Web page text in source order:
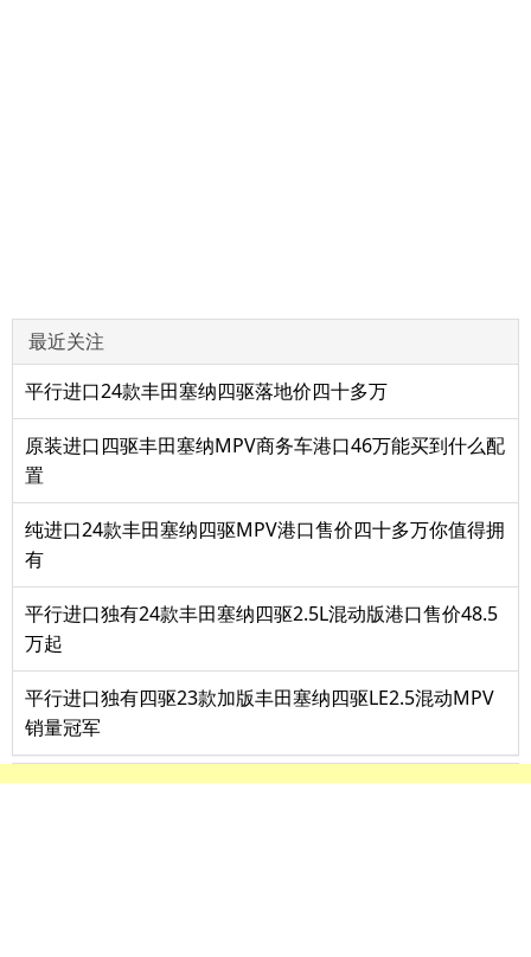
最近关注
平行进口24款丰田塞纳四驱落地价四十多万
原装进口四驱丰田塞纳MPV商务车港口46万能买到什么配
置
纯进口24款丰田塞纳四驱MPV港口售价四十多万你值得拥
有
平行进口独有24款丰田塞纳四驱2.5L混动版港口售价48.5
万起
平行进口独有四驱23款加版丰田塞纳四驱LE2.5混动MPV
销量冠军